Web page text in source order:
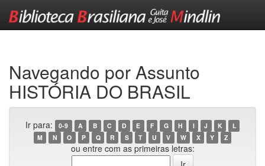
Navegando por Assunto
HISTÓRIA DO BRASIL
Ir para: 0-9 A B C D E F G H I J K
L
M
N O P Q R S T U V W X Y Z
ou entre com as primeiras letras: